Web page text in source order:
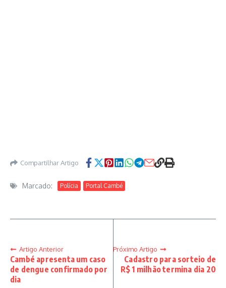
Compartilhar Artigo
Marcado: Polícia Portal Cambé
Artigo Anterior
Cambé apresenta um caso
de dengue confirmado por
dia
Próximo Artigo
Cadastro para sorteio de
R$ 1 milhão termina dia 20